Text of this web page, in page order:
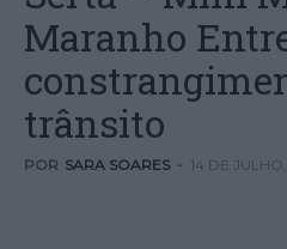
Maranho
trânsito
POR SARA SOARES - 14 DE